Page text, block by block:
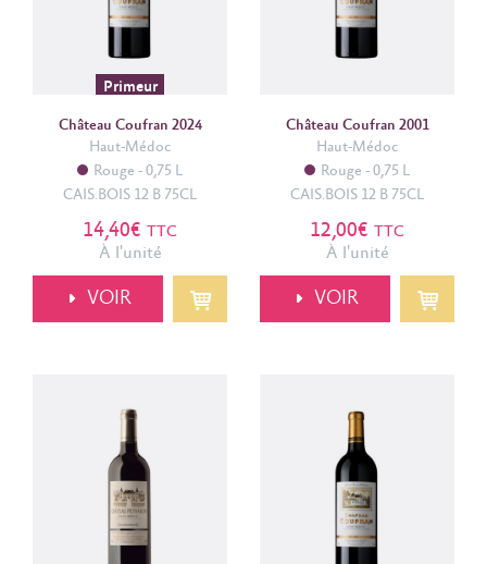
Primeur
Château Coufran 2024
Haut-Médoc
Rouge
0,75 L
CAIS.BOIS 12 B 75CL
14,40€ TTC
À l'unité
VOIR
Château Coufran 2001
Haut-Médoc
Rouge
0,75 L
CAIS.BOIS 12 B 75CL
12,00€ TTC
À l'unité
VOIR